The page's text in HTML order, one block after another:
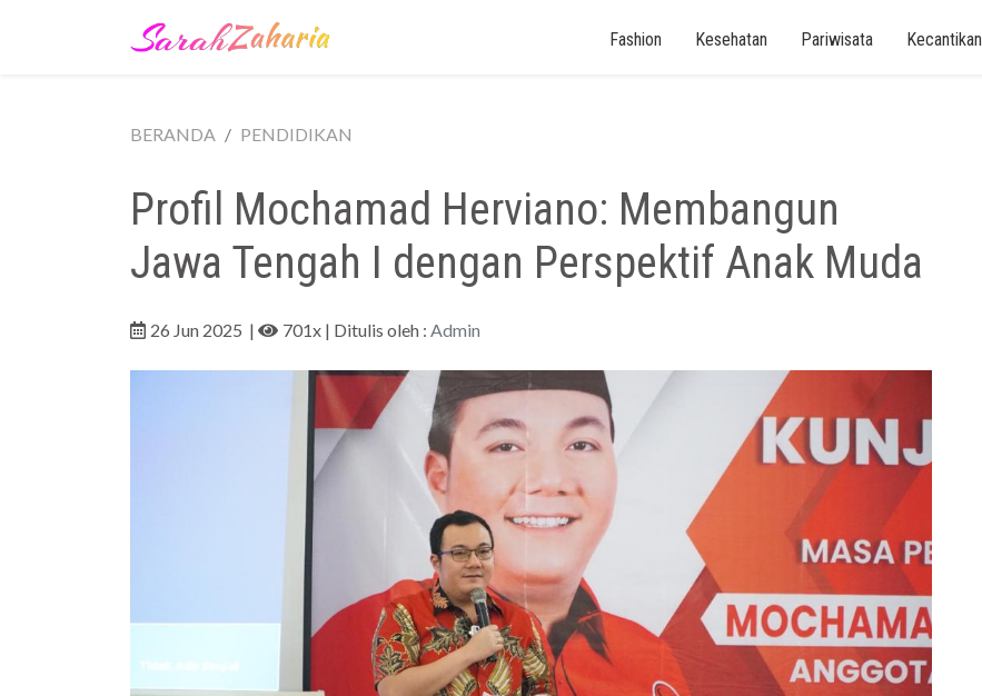
Fashion Kesehatan Pariwisata Kecantikan
BERANDA PENDIDIKAN
Profil Mochamad Herviano: Membangun
Jawa Tengah I dengan Perspektif Anak Muda
26 Jun 2025 | 701x | Ditulis oleh : Admin